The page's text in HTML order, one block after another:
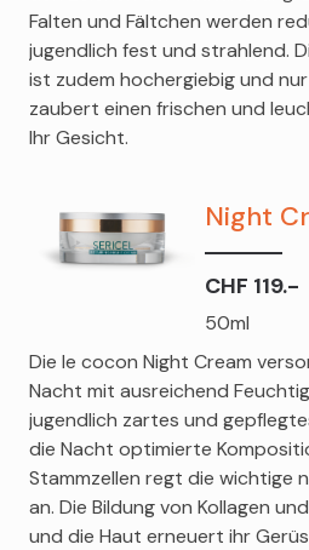
Falten und Fältchen werden
jugendlich fest und strahlend.
ist zudem hochergiebig und
zaubert einen frischen und
Ihr Gesicht.
Night
CHF 119.-
50ml
Die le cocon Night Cream
Nacht mit ausreichend
jugendlich zartes und
die Nacht optimierte
Stammzellen regt die wichtige
an. Die Bildung von Kollagen
und die Haut erneuert ihr